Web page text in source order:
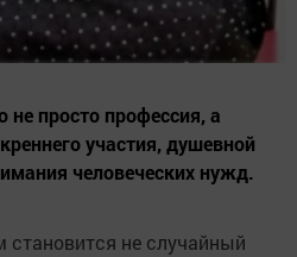
не просто профессия, а
участия, душевной
человеческих нужд.
не случайный